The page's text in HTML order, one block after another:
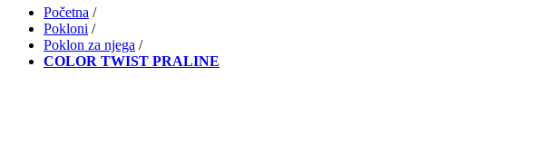
Početna /
Pokloni /
Poklon za njega /
COLOR TWIST PRALINE